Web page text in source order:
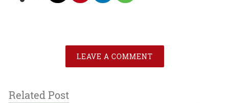
LEAVE A COMMENT
Related Post